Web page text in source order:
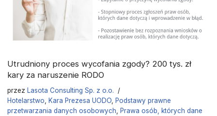
Utrudniony proces wycofania zgody? 200 tys. zł
kary za naruszenie RODO
przez Lasota Consulting Sp. z o.o.
Hotelarstwo
Kara Prezesa UODO
Podstawy prawne
przetwarzania danych osobowych
Prawa osób, których dane